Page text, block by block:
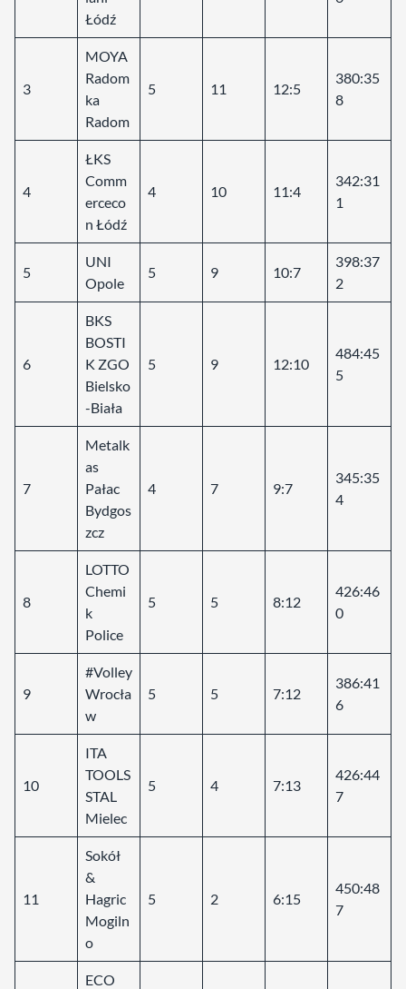
Łódź
3
MOYA
Radom
ka
Radom
5 11 12:5
380:35
8
4
ŁKS
Comm
erceco
n Łódź
4 10 11:4
342:31
1
5
UNI
Opole
5 9 10:7
398:37
2
6
BKS
BOSTI
K ZGO
Bielsko
-Biała
5 9 12:10
484:45
5
7
Metalk
as
Pałac
Bydgos
zcz
4 7 9:7
345:35
4
8
LOTTO
Chemi
k
Police
5 5 8:12
426:46
0
9
#Volley
Wrocła
w
5 5 7:12
386:41
6
10
ITA
TOOLS
STAL
Mielec
5 4 7:13
426:44
7
11
Sokół
&
Hagric
Mogiln
o
5 2 6:15
450:48
7
ECO